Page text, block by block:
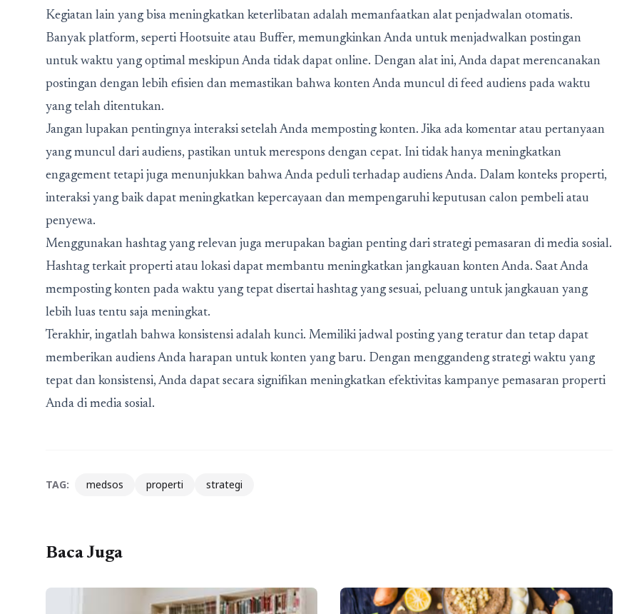
Kegiatan lain yang bisa meningkatkan keterlibatan adalah memanfaatkan alat penjadwalan otomatis.
Banyak platform, seperti Hootsuite atau Buffer, memungkinkan Anda untuk menjadwalkan postingan
untuk waktu yang optimal meskipun Anda tidak dapat online. Dengan alat ini, Anda dapat merencanakan
postingan dengan lebih efisien dan memastikan bahwa konten Anda muncul di feed audiens pada waktu
yang telah ditentukan.
Jangan lupakan pentingnya interaksi setelah Anda memposting konten. Jika ada komentar atau pertanyaan
yang muncul dari audiens, pastikan untuk merespons dengan cepat. Ini tidak hanya meningkatkan
engagement tetapi juga menunjukkan bahwa Anda peduli terhadap audiens Anda. Dalam konteks properti,
interaksi yang baik dapat meningkatkan kepercayaan dan mempengaruhi keputusan calon pembeli atau
penyewa.
Menggunakan hashtag yang relevan juga merupakan bagian penting dari strategi pemasaran di media sosial.
Hashtag terkait properti atau lokasi dapat membantu meningkatkan jangkauan konten Anda. Saat Anda
memposting konten pada waktu yang tepat disertai hashtag yang sesuai, peluang untuk jangkauan yang
lebih luas tentu saja meningkat.
Terakhir, ingatlah bahwa konsistensi adalah kunci. Memiliki jadwal posting yang teratur dan tetap dapat
memberikan audiens Anda harapan untuk konten yang baru. Dengan menggandeng strategi waktu yang
tepat dan konsistensi, Anda dapat secara signifikan meningkatkan efektivitas kampanye pemasaran properti
Anda di media sosial.
TAG: medsos properti strategi
Baca Juga